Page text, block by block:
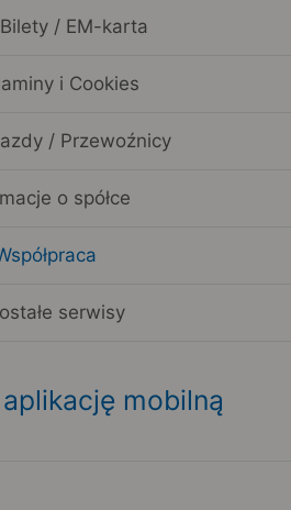
/ EM-karta
i Cookies
/ Przewoźnicy
o spółce
serwisy
mobilną